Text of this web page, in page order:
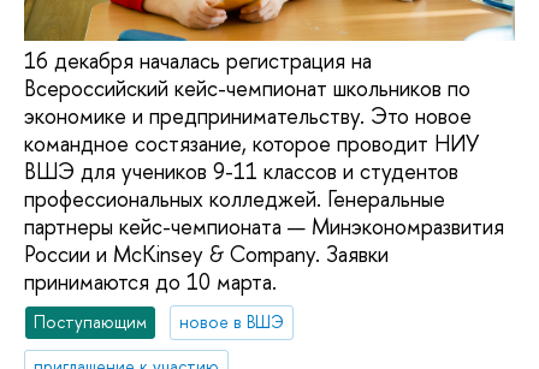
16 декабря началась регистрация на
Всероссийский кейс-чемпионат школьников по
экономике и предпринимательству. Это новое
командное состязание, которое проводит НИУ
ВШЭ для учеников 9-11 классов и студентов
профессиональных колледжей. Генеральные
партнеры кейс-чемпионата — Минэкономразвития
России и McKinsey & Company. Заявки
принимаются до 10 марта.
Поступающим
новое в ВШЭ